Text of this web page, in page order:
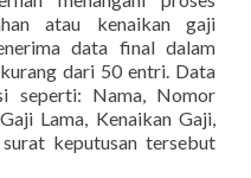
atau kenaikan gaji
data final dalam
dari 50 entri. Data
seperti: Nama, Nomor
Lama, Kenaikan Gaji,
keputusan tersebut